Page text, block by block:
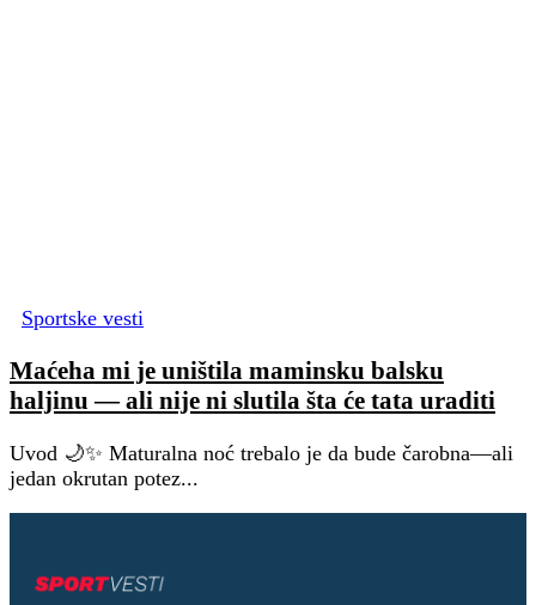
Sportske vesti
Maćeha mi je uništila maminsku balsku
haljinu — ali nije ni slutila šta će tata uraditi
Uvod 🌙✨ Maturalna noć trebalo je da bude čarobna—ali
jedan okrutan potez...